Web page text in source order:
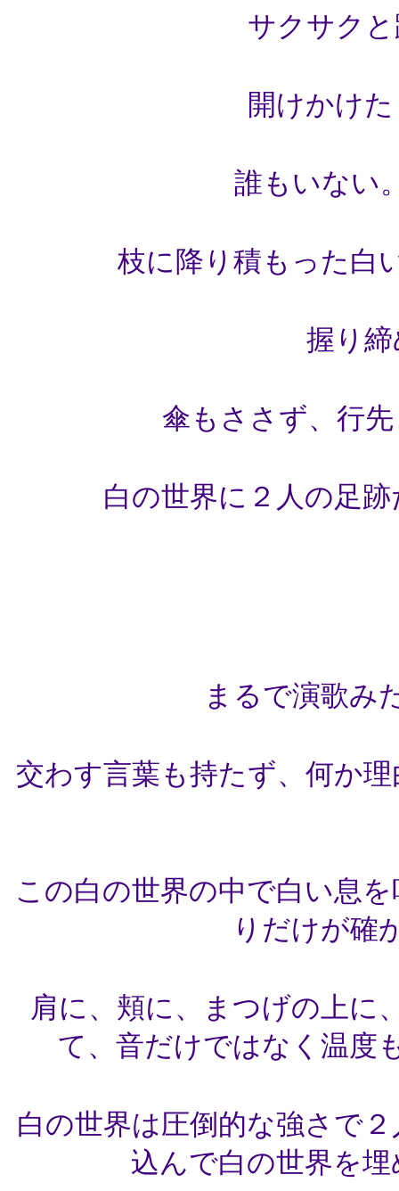
サクサク
開けかけ
誰もいない
枝に降り積もった白
握り
傘もささず、行
白の世界に２人の足
まるで演歌み
交わす言葉も持たず、何か
この白の世界の中で白い息
りだけが確
肩に、頬に、まつげの上に
て、音だけではなく温度
白の世界は圧倒的な強さで
込んで白の世界を